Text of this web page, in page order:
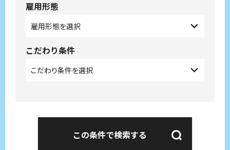
雇用形態
こだわり条件